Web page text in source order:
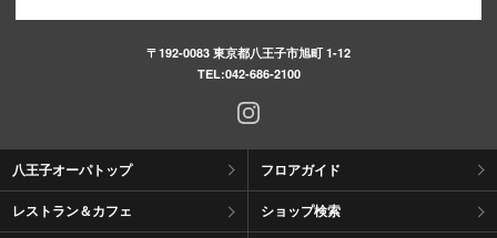
〒192-0083 東京都八王子市旭町 1-12
TEL:042-686-2100
八王子オーパトップ フロアガイド
レストラン＆カフェ ショップ検索